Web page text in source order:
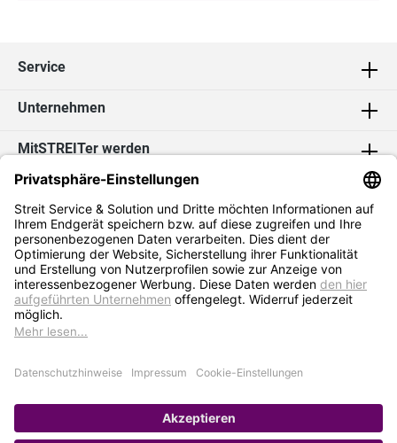
Service
Unternehmen
MitSTREITer werden
Kontakt
Social Media
* Alle Preise exkl. MwSt. zzgl.Versandkosten
Impressum